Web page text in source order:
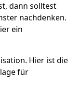
dann solltest
nachdenken.
ein
Hier ist die
für